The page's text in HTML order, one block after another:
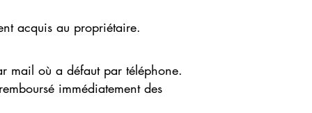
acquis au propriétaire.
mail où a défaut par téléphone.
immédiatement des